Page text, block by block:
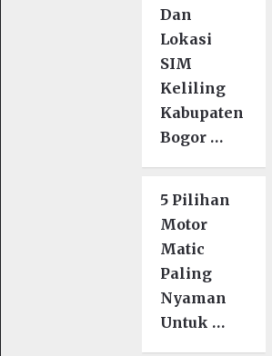
Dan
Lokasi
SIM
Keliling
Kabupaten
Bogor …
5 Pilihan
Motor
Matic
Paling
Nyaman
Untuk …